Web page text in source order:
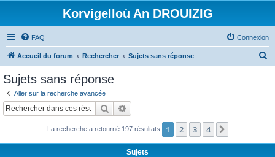
Korvigelloù An DROUIZIG
FAQ Connexion
Accueil du forum Rechercher Sujets sans réponse
c
Sujets sans réponse
Aller sur la recherche avancée
Rechercher
La recherche a retourné 197 résultats 1 2 3 4
Sujets